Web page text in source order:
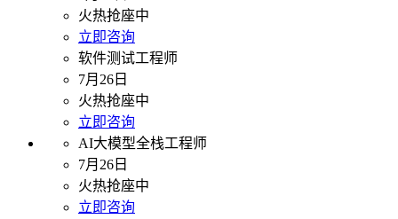
火热抢座中
立即咨询
软件测试工程师
7月26日
火热抢座中
立即咨询
AI大模型全栈工程师
7月26日
火热抢座中
立即咨询